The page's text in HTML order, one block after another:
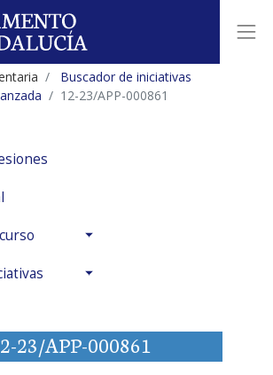
Buscador de iniciativas
12-23/APP-000861
23/APP-000861